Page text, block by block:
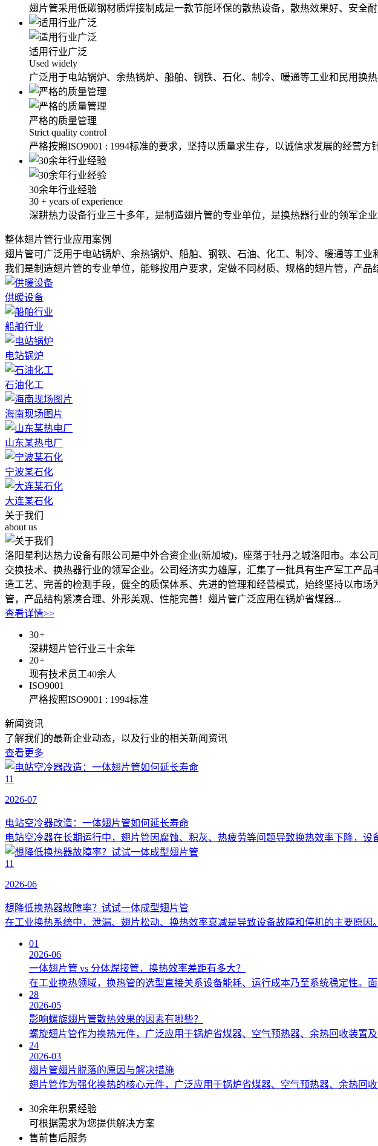
翅片管采用低碳钢材质焊接制成是一款节能环保的散热设备，散热效果好、安全耐
适用行业广泛
Used widely
广泛用于电站锅炉、余热锅炉、船舶、钢铁、石化、制冷、暖通等工业和民用换热
严格的质量管理
Strict quality control
严格按照ISO9001 : 1994标准的要求，坚持以质量求生存，以诚信求发展的经营方针
30余年行业经验
30 + years of experience
深耕热力设备行业三十多年，是制造翅片管的专业单位，是换热器行业的领军企业
整体翅片管行业应用案例
翅片管可广泛用于电站锅炉、余热锅炉、船舶、钢铁、石油、化工、制冷、暖通等工业
我们是制造翅片管的专业单位，能够按用户要求，定做不同材质、规格的翅片管，产品
供暖设备
船舶行业
电站锅炉
石油化工
海南现场图片
山东某热电厂
宁波某石化
大连某石化
关于我们
about us
洛阳星利达热力设备有限公司是中外合资企业(新加坡)，座落于牡丹之城洛阳市。本
交换技术、换热器行业的领军企业。公司经济实力雄厚，汇集了一批具有生产军工产
造工艺、完善的检测手段，健全的质保体系、先进的管理和经营模式，始终坚持以市
管，产品结构紧凑合理、外形美观、性能完善！翅片管广泛应用在锅炉省煤器...
查看详情>>
30+
深耕翅片管行业三十余年
20+
现有技术员工40余人
ISO9001
严格按照ISO9001 : 1994标准
新闻资讯
了解我们的最新企业动态，以及行业的相关新闻资讯
查看更多
11
2026-07
电站空冷器改造：一体翅片管如何延长寿命
电站空冷器在长期运行中，翅片管因腐蚀、积灰、热疲劳等问题导致换热效率下降，
11
2026-06
想降低换热器故障率？试试一体成型翅片管
在工业换热系统中，泄漏、翅片松动、换热效率衰减是导致设备故障和停机的主要原
01
2026-06
一体翅片管 vs 分体焊接管，换热效率差距有多大？
在工业换热领域，换热管的选型直接关系设备能耗、运行成本乃至系统稳定性。
28
2026-05
影响螺旋翅片管散热效果的因素有哪些？
螺旋翅片管作为换热元件，广泛应用于锅炉省煤器、空气预热器、余热回收装置
24
2026-03
翅片管翅片脱落的原因与解决措施
翅片管作为强化换热的核心元件，广泛应用于锅炉省煤器、空气预热器、余热回
30余年积累经验
可根据需求为您提供解决方案
售前售后服务